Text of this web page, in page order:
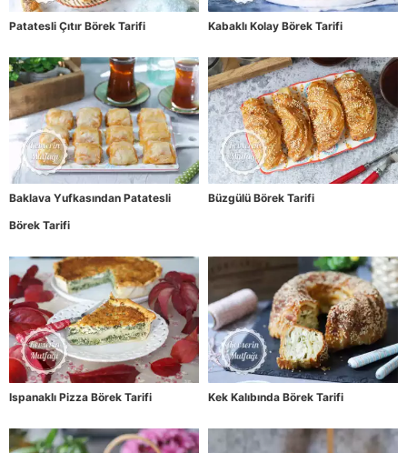
Patatesli Çıtır Börek Tarifi Kabaklı Kolay Börek Tarifi
Baklava Yufkasından Patatesli
Börek Tarifi
Büzgülü Börek Tarifi
Ispanaklı Pizza Börek Tarifi Kek Kalıbında Börek Tarifi